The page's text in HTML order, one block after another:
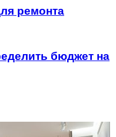
ремонта
бюджет на